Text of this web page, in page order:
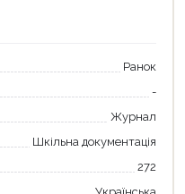
Ранок
-
Журнал
Шкільна документація
272